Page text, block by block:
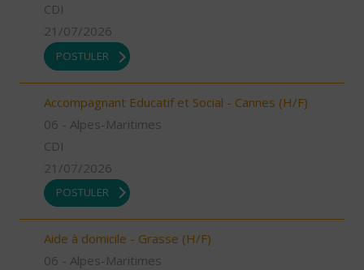
CDI
21/07/2026
POSTULER
Accompagnant Educatif et Social - Cannes (H/F)
06 - Alpes-Maritimes
CDI
21/07/2026
POSTULER
Aide à domicile - Grasse (H/F)
06 - Alpes-Maritimes